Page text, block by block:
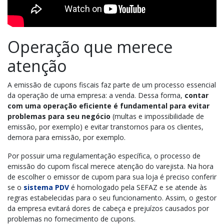
Operação que merece
atenção
A emissão de cupons fiscais faz parte de um processo essencial
da operação de uma empresa: a venda. Dessa forma, contar
com uma operação eficiente é fundamental para evitar
problemas para seu negócio (multas e impossibilidade de
emissão, por exemplo) e evitar transtornos para os clientes,
demora para emissão, por exemplo.
Por possuir uma regulamentação específica, o processo de
emissão do cupom fiscal merece atenção do varejista. Na hora
de escolher o emissor de cupom para sua loja é preciso conferir
se o sistema PDV é homologado pela SEFAZ e se atende às
regras estabelecidas para o seu funcionamento. Assim, o gestor
da empresa evitará dores de cabeça e prejuízos causados por
problemas no fornecimento de cupons.